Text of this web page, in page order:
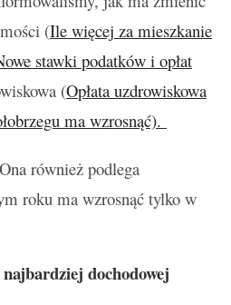
(Ile więcej za mieszkanie
stawki podatków i opłat
(Opłata uzdrowiskowa
ma wzrosnąć).
również podlega
roku ma wzrosnąć tylko w
dochodowej